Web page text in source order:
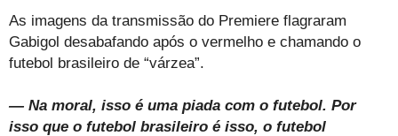
As imagens da transmissão do Premiere flagraram
Gabigol desabafando após o vermelho e chamando o
futebol brasileiro de “várzea”.
— Na moral, isso é uma piada com o futebol. Por
isso que o futebol brasileiro é isso, o futebol